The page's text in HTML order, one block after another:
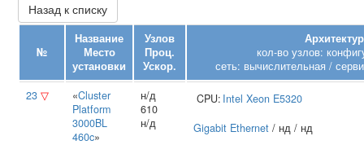
Назад к списку
№
Название
Место
установки
Узлов
Проц.
Ускор.
кол-во узлов:
сеть: вычислительная /
23 ▽ «Cluster
Platform
3000BL
460c»
н/д
610
н/д
CPU: Intel Xeon E5320
Gigabit Ethernet / нд / нд